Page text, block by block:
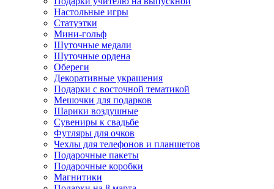
Настольные игры
Статуэтки
Мини-гольф
Шуточные медали
Шуточные ордена
Обереги
Декоративные украшения
Подарки с восточной тематикой
Мешочки для подарков
Шарики воздушные
Сувениры к свадьбе
Футляры для очков
Чехлы для телефонов и планшетов
Подарочные пакеты
Подарочные коробки
Магнитики